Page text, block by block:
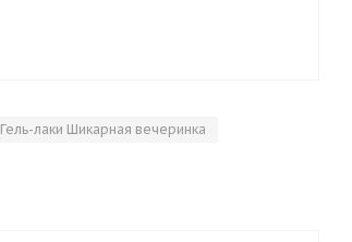
Гель-лаки Шикарная вечеринка